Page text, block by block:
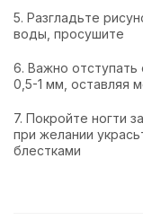
5. Разгладьте
воды, просушите
6. Важно отступать
0,5-1 мм, оставляя
7. Покройте ногти
при желании
блестками